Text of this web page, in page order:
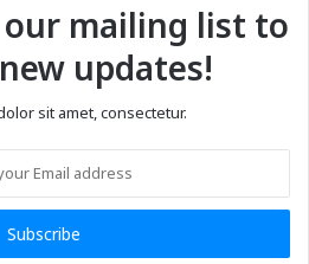
our mailing list to
updates!
sit amet, consectetur.